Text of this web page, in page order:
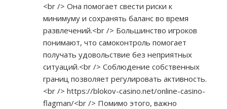
<br /> Она помогает свести риски к
минимуму и сохранять баланс во время
развлечений.<br /> Большинство игроков
понимают, что самоконтроль помогает
получать удовольствие без неприятных
ситуаций.<br /> Соблюдение собственных
границ позволяет регулировать активность.
<br /> https://blokov-casino.net/online-casino-
flagman/<br /> Помимо этого, важно